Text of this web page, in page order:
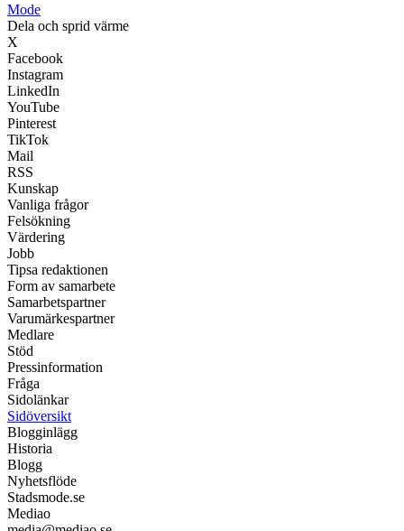
Mode
Dela och sprid värme
X
Facebook
Instagram
LinkedIn
YouTube
Pinterest
TikTok
Mail
RSS
Kunskap
Vanliga frågor
Felsökning
Värdering
Jobb
Tipsa redaktionen
Form av samarbete
Samarbetspartner
Varumärkespartner
Medlare
Stöd
Pressinformation
Fråga
Sidolänkar
Sidöversikt
Blogginlägg
Historia
Blogg
Nyhetsflöde
Stadsmode.se
Mediao